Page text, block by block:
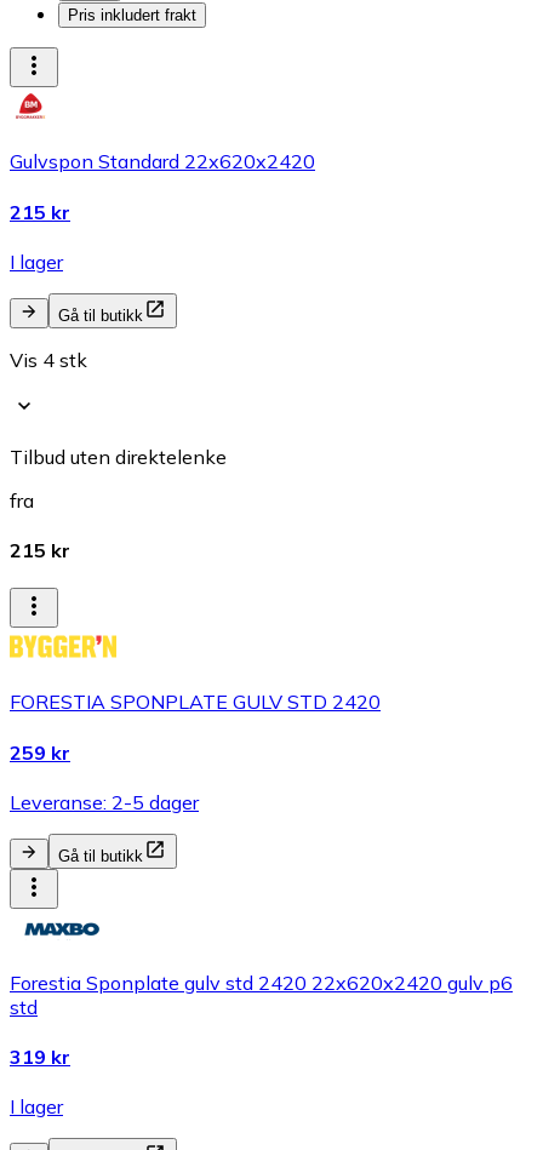
Pris inkludert frakt
Gulvspon Standard 22x620x2420
215 kr
I lager
Gå til butikk
Vis 4 stk
Tilbud uten direktelenke
fra
215 kr
FORESTIA SPONPLATE GULV STD 2420
259 kr
Leveranse: 2-5 dager
Gå til butikk
Forestia Sponplate gulv std 2420 22x620x2420 gulv p6
std
319 kr
I lager